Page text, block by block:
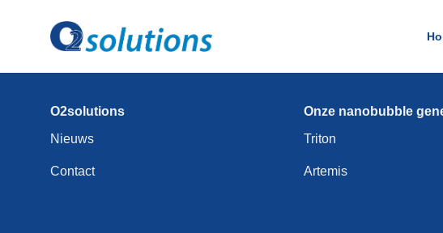
O2solutions
Nieuws
Contact
Onze nanobubble
Triton
Artemis